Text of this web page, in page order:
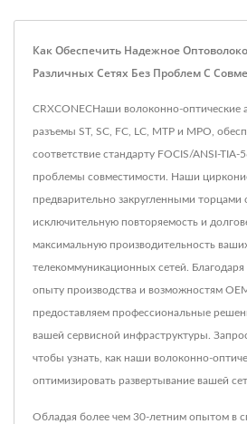
Как Обеспечить Надежное
Различных Сетях Без Проблем С
CRXCONECНаши волоконно-
разъемы ST, SC, FC, LC, MTP и MPO,
соответствие стандарту FOCIS/ANSI-TIA-
проблемы совместимости. Наши
предварительно закругленными торцами
исключительную повторяемость и
максимальную производительность
телекоммуникационных сетей.
опыту производства и возможностям
предоставляем профессиональные
вашей сервисной инфраструктуры.
чтобы узнать, как наши волоконно-
оптимизировать развертывание вашей
Обладая более чем 30-летним опытом в